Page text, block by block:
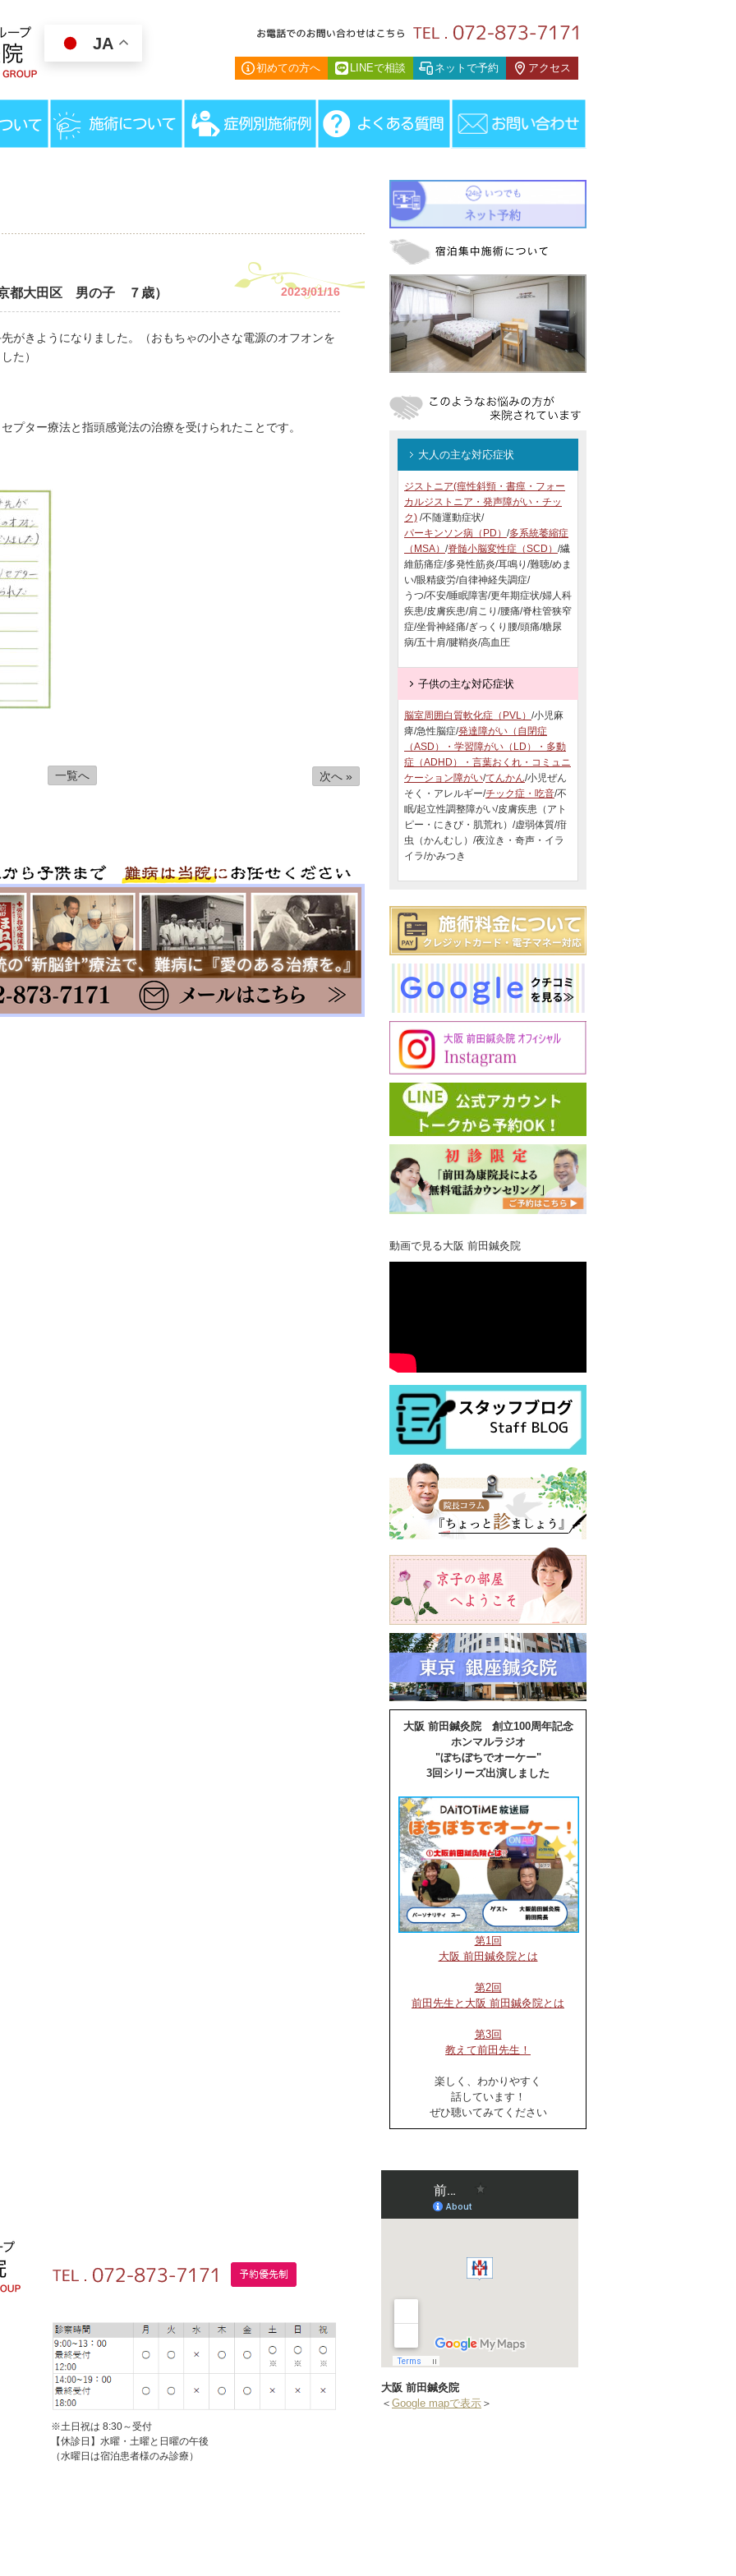
JA
初めての方へ LINEで相談 ネットで予約 アクセス
患者様の声
HOME＞ 患者様の声＞ PVL、ウェスト症候群（東京都大田区 男の子 ７歳）
2023/01/16
都大田区 男の子 ７歳）
がきようになりました。（おもちゃの小さな電源のオフオンを
た）
プター療法と指頭感覚法の治療を受けられたことです。
一覧へ 次へ »
大人の主な対応症状
ジストニア(痙性斜頸・書痙・フォー
カルジストニア・発声障がい・チッ
ク) /不随運動症状/
パーキンソン病（PD） /多系統萎縮症
（MSA） /脊髄小脳変性症（SCD） /繊
維筋痛症/多発性筋炎/耳鳴り/難聴/めま
い/眼精疲労/自律神経失調症/
うつ/不安/睡眠障害/更年期症状/婦人科
疾患/皮膚疾患/肩こり/腰痛/脊柱管狭窄
症/坐骨神経痛/ぎっくり腰/頭痛/糖尿
病/五十肩/腱鞘炎/高血圧
子供の主な対応症状
脳室周囲白質軟化症（PVL） /小児麻
痺/急性脳症/発達障がい（自閉症
（ASD）・学習障がい（LD）・多動
症（ADHD）・言葉おくれ・コミュニ
ケーション障がい/てんかん/小児ぜん
そく・アレルギー/チック症・吃音/不
眠/起立性調整障がい/皮膚疾患（アト
ピー・にきび・肌荒れ）/虚弱体質/疳
虫（かんむし）/夜泣き・奇声・イラ
イラ/かみつき
動画で見る大阪 前田鍼灸院
大阪 前田鍼灸院 創立100周年記念
ホンマルラジオ
"ぼちぼちでオーケー"
3回シリーズ出演しました
第1回
大阪 前田鍼灸院とは
第2回
前田先生と大阪 前田鍼灸院とは
第3回
教えて前田先生！
楽しく、わかりやすく
話しています！
ぜひ聴いてみてください
※土日祝は 8:30～受付
【休診日】水曜・土曜と日曜の午後
（水曜日は宿泊患者様のみ診療）
大阪 前田鍼灸院
＜ Google mapで表示 ＞